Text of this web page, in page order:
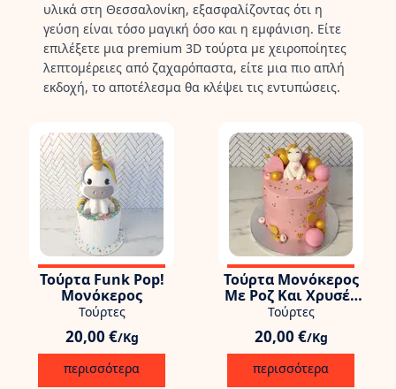
υλικά στη Θεσσαλονίκη, εξασφαλίζοντας ότι η
γεύση είναι τόσο μαγική όσο και η εμφάνιση. Είτε
επιλέξετε μια premium 3D τούρτα με χειροποίητες
λεπτομέρειες από ζαχαρόπαστα, είτε μια πιο απλή
εκδοχή, το αποτέλεσμα θα κλέψει τις εντυπώσεις.
Τούρτα Funk Pop!
Μονόκερος
Τούρτες
20,00 €/Kg
περισσότερα
Τούρτα Μονόκερος
Με Ροζ Και Χρυσές
Μπάλλες
Τούρτες
20,00 €/Kg
περισσότερα